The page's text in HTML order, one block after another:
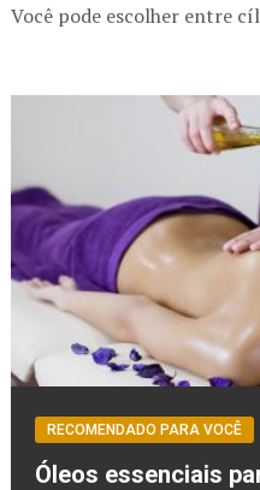
Você pode escolher entre
RECOMENDADO PARA VOCÊ
Óleos essenciais